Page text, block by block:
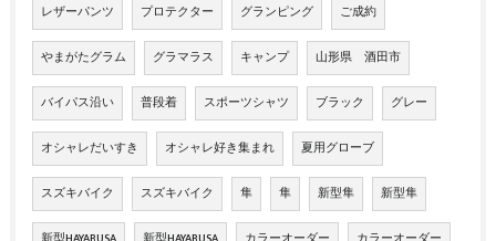
レザーパンツ プロテクター グランピング ご成約
やまがたグラム グラマラス キャンプ 山形県 酒田市
バイパス沿い 普段着 スポーツシャツ ブラック グレー
オシャレだいすき オシャレ好き集まれ 夏用グローブ
スズキバイク スズキバイク 隼 隼 新型隼 新型隼